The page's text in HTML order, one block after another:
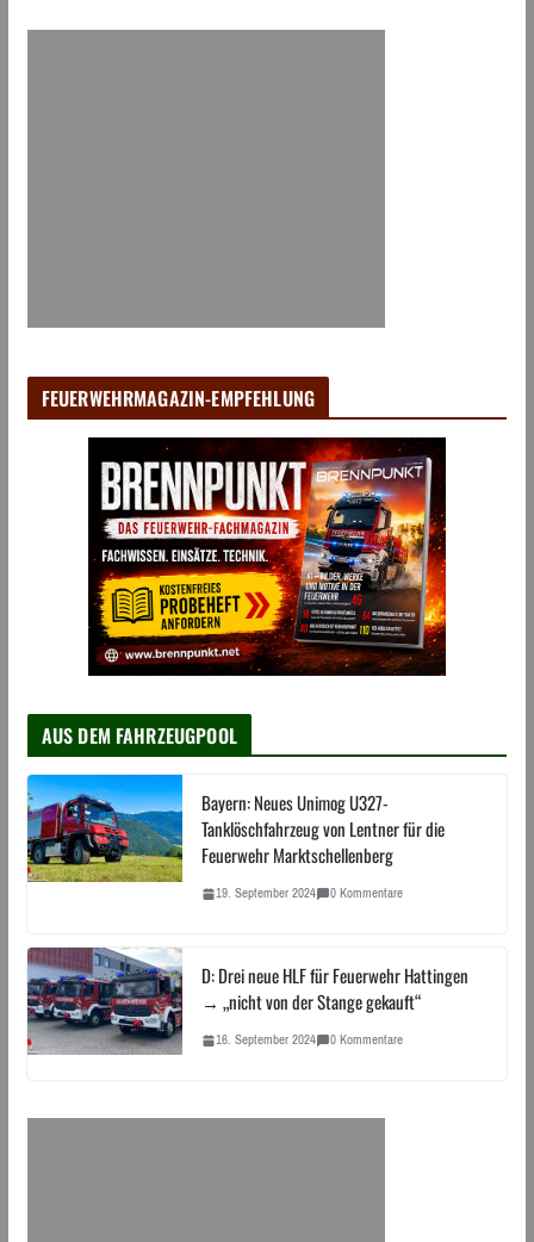
FEUERWEHRMAGAZIN-EMPFEHLUNG
AUS DEM FAHRZEUGPOOL
Bayern: Neues Unimog U327-
Tanklöschfahrzeug von Lentner für die
Feuerwehr Marktschellenberg
19. September 2024 0 Kommentare
D: Drei neue HLF für Feuerwehr Hattingen
→ „nicht von der Stange gekauft“
16. September 2024 0 Kommentare